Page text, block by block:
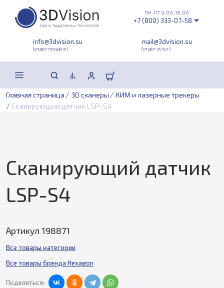
info@3dvision.su
(отдел продаж)
mail@3dvision.su
(отдел услуг)
ПН-ПТ 9:00-18:00
+7 (800) 333-07-58
Главная страница / 3D сканеры / КИМ и лазерные трекеры
/ Сканирующий датчик LSP-S4
Сканирующий датчик
LSP-S4
Артикул 198871
Все товары категории
Все товары бренда Hexagon
Поделиться: